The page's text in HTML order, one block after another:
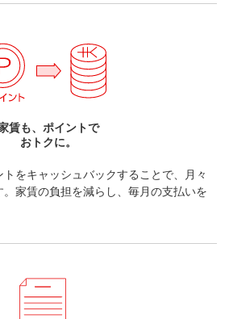
賃も、ポイントで
おトクに。
をキャッシュバックすることで、月々
家賃の負担を減らし、毎月の支払いを